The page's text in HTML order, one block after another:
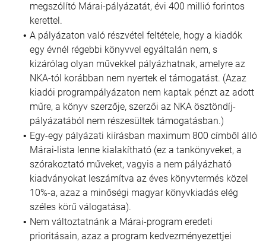
megszólító Márai-pályázatát, évi 400 millió forintos
kerettel.
A pályázaton való részvétel feltétele, hogy a kiadók
egy évnél régebbi könyvvel egyáltalán nem, s
kizárólag olyan művekkel pályázhatnak, amelyre az
NKA-tól korábban nem nyertek el támogatást. (Azaz
kiadói programpályázaton nem kaptak pénzt az adott
műre, a könyv szerzője, szerzői az NKA ösztöndíj-
pályázatából nem részesültek támogatásban.)
Egy-egy pályázati kiírásban maximum 800 címből álló
Márai-lista lenne kialakítható (ez a tankönyveket, a
szórakoztató műveket, vagyis a nem pályázható
kiadványokat leszámítva az éves könyvtermés közel
10%-a, azaz a minőségi magyar könyvkiadás elég
széles körű válogatása).
Nem változtatnánk a Márai-program eredeti
prioritásain, azaz a program kedvezményezettjei